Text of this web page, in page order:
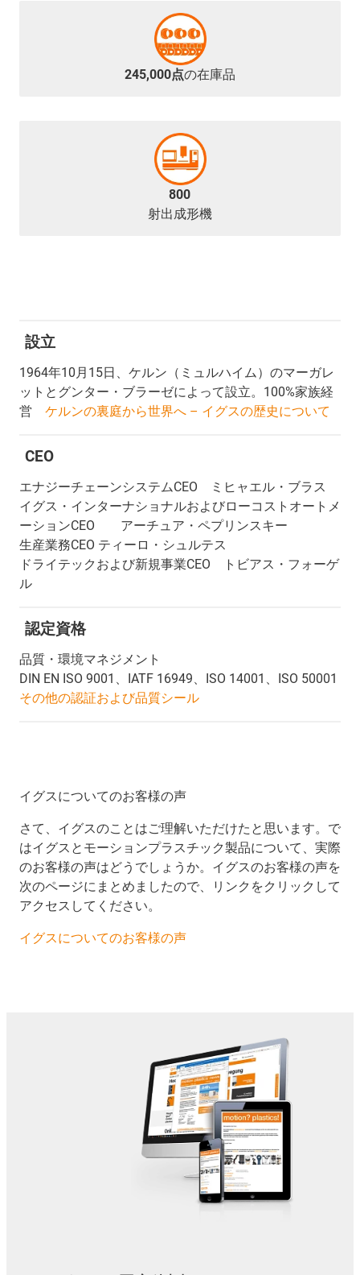
245,000点の在庫品
800
射出成形機
設立
1964年10月15日、ケルン（ミュルハイム）のマーガレ
ットとグンター・ブラーゼによって設立。100%家族経
営 ケルンの裏庭から世界へ – イグスの歴史について
CEO
エナジーチェーンシステムCEO ミヒャエル・ブラス
イグス・インターナショナルおよびローコストオートメ
ーションCEO アーチュア・ペプリンスキー
生産業務CEO ティーロ・シュルテス
ドライテックおよび新規事業CEO トビアス・フォーゲ
ル
認定資格
品質・環境マネジメント
DIN EN ISO 9001、IATF 16949、ISO 14001、ISO 50001
その他の認証および品質シール
イグスについてのお客様の声
さて、イグスのことはご理解いただけたと思います。で
はイグスとモーションプラスチック製品について、実際
のお客様の声はどうでしょうか。イグスのお客様の声を
次のページにまとめましたので、リンクをクリックして
アクセスしてください。
イグスについてのお客様の声